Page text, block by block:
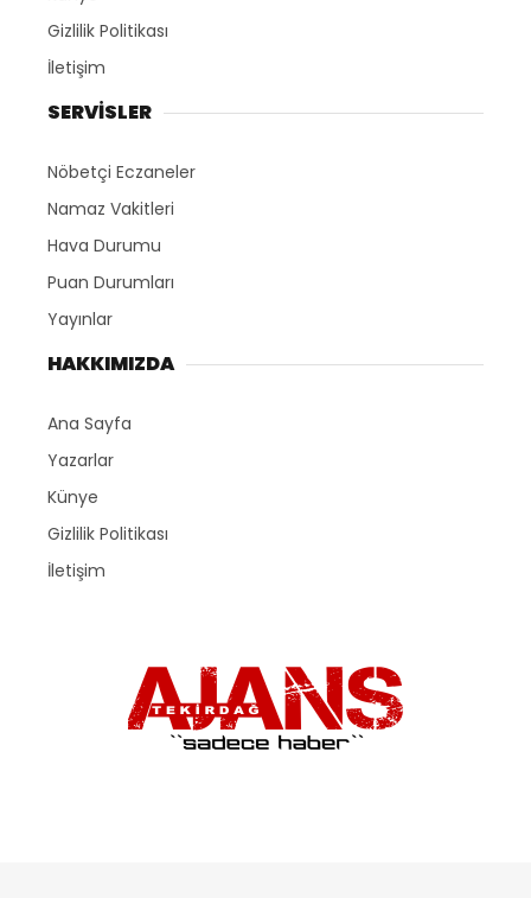
Gizlilik Politikası
İletişim
SERVİSLER
Nöbetçi Eczaneler
Namaz Vakitleri
Hava Durumu
Puan Durumları
Yayınlar
HAKKIMIZDA
Ana Sayfa
Yazarlar
Künye
Gizlilik Politikası
İletişim